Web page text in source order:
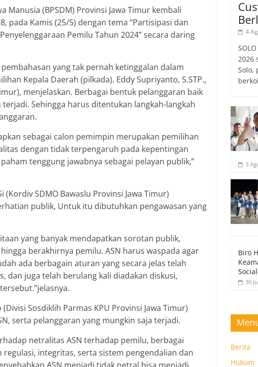
Manusia (BPSDM) Provinsi Jawa Timur kembali
pada Kamis (25/5) dengan tema “Partisipasi dan
Pemilu Tahun 2024” secara daring
yang tak pernah ketinggalan dalam
Kepala Daerah (pilkada). Eddy Supriyanto, S.STP.,
menjelaskan. Berbagai bentuk pelanggaran baik
Sehingga harus ditentukan langkah-langkah
sebagai calon pemimpin merupakan pemilihan
dengan tidak terpengaruh pada kepentingan
tenggung jawabnya sebagai pelayan publik,”
(Kordiv SDMO Bawaslu Provinsi Jawa Timur)
publik, Untuk itu dibutuhkan pengawasan yang
yang banyak mendapatkan sorotan publik,
berakhirnya pemilu. ASN harus waspada agar
ada berbagain aturan yang secara jelas telah
dan juga telah berulang kali diadakan diskusi,
Sosdiklih Parmas KPU Provinsi Jawa Timur)
serta pelanggaran yang mungkin saja terjadi.
netralitas ASN terhadap pemilu, berbagai
integritas, serta sistem pengendalian dan
4
2026
Solo,
3
Biro
30
Berita
Hukum